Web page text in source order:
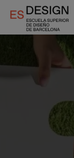
contenido
principal